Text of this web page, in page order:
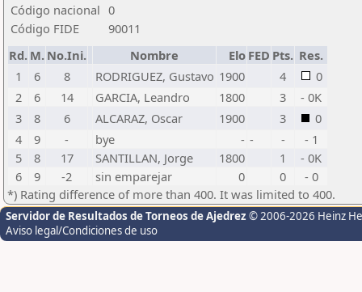
Código nacional 0
Código FIDE
90011
Rd. M. No.Ini. Nombre Elo FED Pts. Res.
1
6 8 RODRIGUEZ, Gustavo 1900 4
0
2
6 14 GARCIA, Leandro 1800 3
- 0K
3
8 6 ALCARAZ, Oscar 1900 3
0
4
9 - bye - - -
- 1
5
8 17 SANTILLAN, Jorge 1800 1
- 0K
6
9 -2 sin emparejar 0 0
- 0
*) Rating difference of more than 400. It was limited to 400.
Servidor de Resultados de Torneos de Ajedrez © 2006-2026 Heinz
Aviso legal/Condiciones de uso